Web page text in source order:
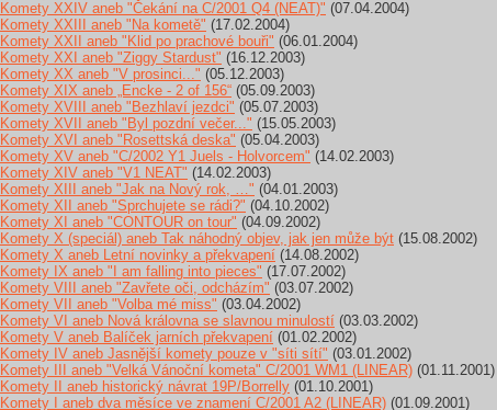
Komety XXIV aneb "Čekání na C/2001 Q4 (NEAT)" (07.04.2004)
Komety XXIII aneb "Na kometě" (17.02.2004)
Komety XXII aneb "Klid po prachové bouři" (06.01.2004)
Komety XXI aneb "Ziggy Stardust" (16.12.2003)
Komety XX aneb "V prosinci..." (05.12.2003)
Komety XIX aneb „Encke - 2 of 156“ (05.09.2003)
Komety XVIII aneb "Bezhlaví jezdci" (05.07.2003)
Komety XVII aneb "Byl pozdní večer..." (15.05.2003)
Komety XVI aneb "Rosettská deska" (05.04.2003)
Komety XV aneb "C/2002 Y1 Juels - Holvorcem" (14.02.2003)
Komety XIV aneb "V1 NEAT" (14.02.2003)
Komety XIII aneb "Jak na Nový rok, …" (04.01.2003)
Komety XII aneb "Sprchujete se rádi?" (04.10.2002)
Komety XI aneb "CONTOUR on tour" (04.09.2002)
Komety X (speciál) aneb Tak náhodný objev, jak jen může být (15.08.2002)
Komety X aneb Letní novinky a překvapení (14.08.2002)
Komety IX aneb "I am falling into pieces" (17.07.2002)
Komety VIII aneb "Zavřete oči, odcházím" (03.07.2002)
Komety VII aneb "Volba mé miss" (03.04.2002)
Komety VI aneb Nová královna se slavnou minulostí (03.03.2002)
Komety V aneb Balíček jarních překvapení (01.02.2002)
Komety IV aneb Jasnější komety pouze v "síti sítí" (03.01.2002)
Komety III aneb "Velká Vánoční kometa" C/2001 WM1 (LINEAR) (01.11.2001)
Komety II aneb historický návrat 19P/Borrelly (01.10.2001)
Komety I aneb dva měsíce ve znamení C/2001 A2 (LINEAR) (01.09.2001)